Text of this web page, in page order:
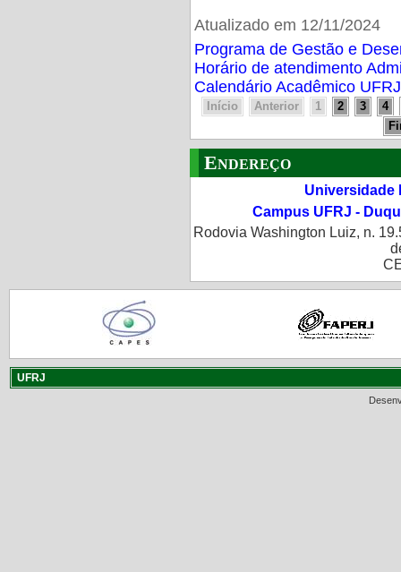
Atualizado em 12/11/2024
Programa de Gestão e
Horário de atendimento
Calendário Acadêmico
Início Anterior 1 2 3
4
Endereço
Universidade
Campus UFRJ -
Rodovia Washington Luiz, n.
UFRJ